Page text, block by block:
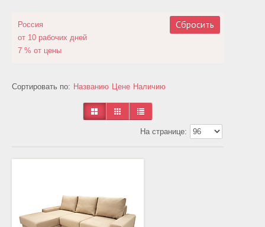
Россия
от 10 рабочих дней
7 % от цены
Сбросить
Сортировать по: Названию Цене Наличию
На странице: